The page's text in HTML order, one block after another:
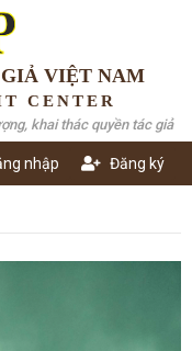
VIỆT NAM
CENTER
khai thác quyền tác giả
nhập Đăng ký